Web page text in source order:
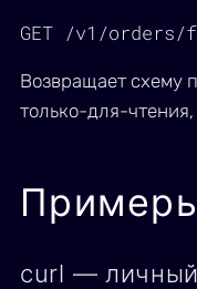
GET /v1/
Возвращает схему
только-для-
curl —